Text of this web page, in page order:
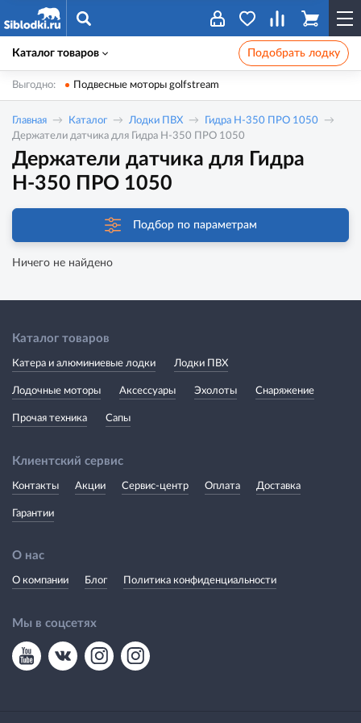
Каталог товаров Подобрать лодку
Выгодно: Подвесные моторы golfstream
Главная Каталог Лодки ПВХ
Гидра Н-350 ПРО 1050
Держатели датчика для Гидра Н-350 ПРО 1050
Держатели датчика для Гидра
Н-350 ПРО 1050
Подбор по параметрам
Ничего не найдено
Каталог товаров
Катера и алюминиевые лодки Лодки ПВХ
Лодочные моторы Аксессуары Эхолоты Снаряжение
Прочая техника Сапы
Клиентский сервис
Контакты Акции Сервис-центр Оплата Доставка
Гарантии
О нас
О компании Блог Политика конфиденциальности
Мы в соцсетях